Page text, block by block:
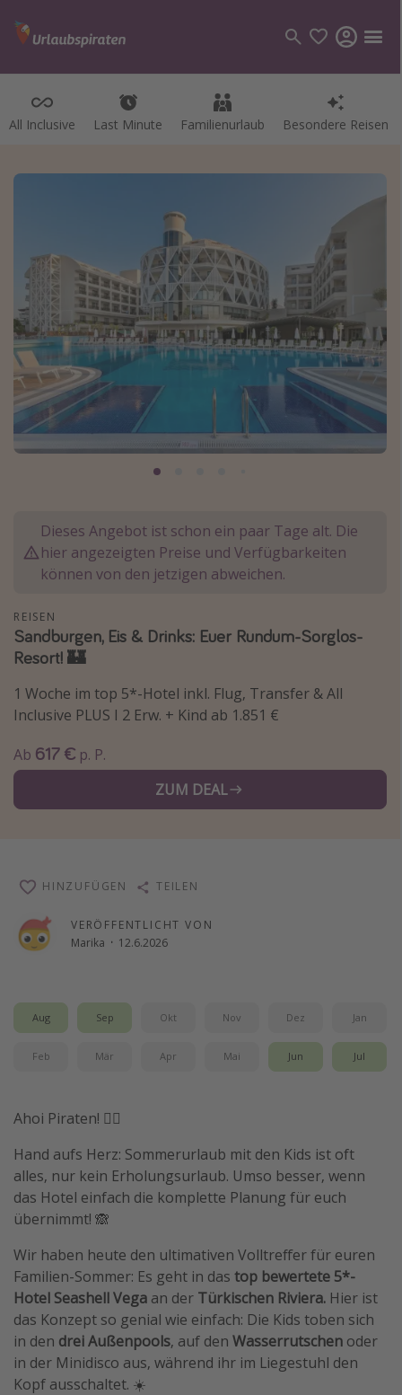
All Inclusive Last Minute Familienurlaub Besondere Reisen
Kategorien
Kreuzfahrten
Reiseziele
Alle Reiseziele
Bodensee Urlaub
Gozo Urlaub
Normandie Urlaub
Goa Urlaub
Krabi Urlaub
Tulum Urlaub
Japan Rundreise
Alle Reisethemen
Disneyland Paris
Roadtrips
Strandurlaub
Gruppenreisen
Hotels in Hamburg
Hotels am Achensee
Weitere Themen
Familienurlaub in der Türkei
Rundreisen in Thailand
Bahnreisen in der Schweiz
Reisepassfreie Reiseziele
Silvesterreisen
Last Minute Urlaub Mallorca
Last Minute Urlaub Deutschland
Dieses Angebot ist schon ein paar Tage alt. Die
hier angezeigten Preise und Verfügbarkeiten
können von den jetzigen abweichen.
REISEN
Sandburgen, Eis & Drinks: Euer Rundum-Sorglos-
Resort! 🏰
1 Woche im top 5*-Hotel inkl. Flug, Transfer & All
Inclusive PLUS I 2 Erw. + Kind ab 1.851 €
Ab 617 € p. P.
ZUM DEAL
VERÖFFENTLICHT VON
Marika · 12.6.2026
HINZUFÜGEN TEILEN
Aug Sep Okt Nov Dez Jan
Feb Mär Apr Mai Jun Jul
Ahoi Piraten! 🏴‍☠️
Hand aufs Herz: Sommerurlaub mit den Kids ist oft
alles, nur kein Erholungsurlaub. Umso besser, wenn
das Hotel einfach die komplette Planung für euch
übernimmt! 🙈
Wir haben heute den ultimativen Volltreffer für euren
Familien-Sommer: Es geht in das top bewertete 5*-
Hotel Seashell Vega an der Türkischen Riviera. Hier ist
das Konzept so genial wie einfach: Die Kids toben sich
in den drei Außenpools, auf den Wasserrutschen oder
in der Minidisco aus, während ihr im Liegestuhl den
Kopf ausschaltet. ☀️